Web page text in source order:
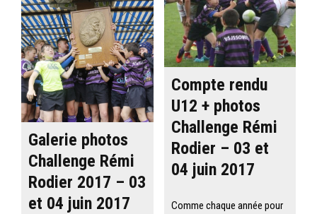
Galerie photos
Challenge Rémi
Rodier 2017 – 03
et 04 juin 2017
Compte rendu
U12 + photos
Challenge Rémi
Rodier – 03 et
04 juin 2017
Comme chaque année pour